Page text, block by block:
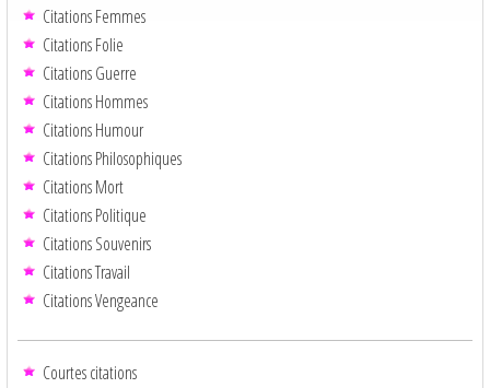
Citations Femmes
Citations Folie
Citations Guerre
Citations Hommes
Citations Humour
Citations Philosophiques
Citations Mort
Citations Politique
Citations Souvenirs
Citations Travail
Citations Vengeance
Courtes citations